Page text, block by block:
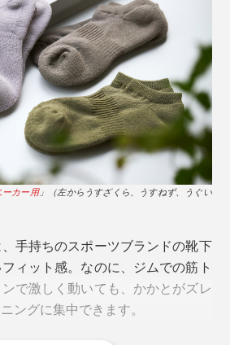
つづけてくれるから、素足でいる
転しながら、靴下を編んでいきま
は、一般的なコットン製靴下の2倍
り編みながら、職人の手と目によ
げています。
イトと、ブラック×ホワイト
編み目の細かい「ビジネス用」
湿らせて、糸の強度を高めること
かるハイゲージ編み機でも、目の
ーカー用」（左からうすざくら、うすねず、うぐい
、手持ちのスポーツブランドの靴下
ィット感。なのに、ジムでの筋ト
で激しく動いても、かかとがズレ
ングに集中できます。